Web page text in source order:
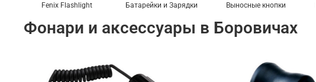
Fenix Flashlight Батарейки и Зарядки Выносные кнопки
Фонари и аксессуары в Боровичах